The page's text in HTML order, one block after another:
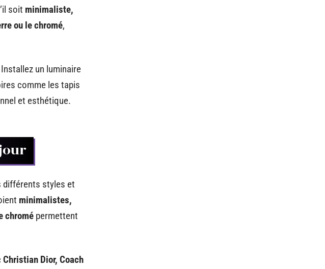
soit minimaliste,
ou le chromé,
un luminaire
comme les tapis
et esthétique.
différents styles et
minimalistes,
chromé permettent
Christian Dior, Coach